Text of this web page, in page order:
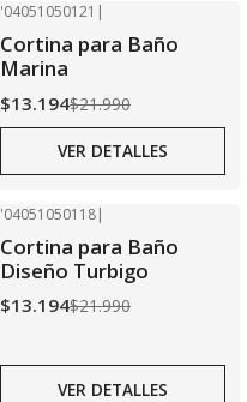
Agotado
'04051050121 |
Cortina para Baño
Marina
$13.194$21.990
VER DETALLES
Agotado
'04051050118|
Cortina para Baño
Diseño Turbigo
$13.194$21.990
VER DETALLES